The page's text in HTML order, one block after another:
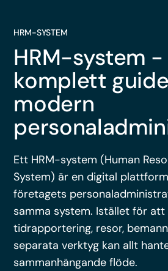
HRM-SYSTEM
HRM-system -
komplett
modern
Ett HRM-system (Human
System) är en digital
företagets
samma system. Istället för att
tidrapportering, resor,
separata verktyg kan allt
sammanhängande flöde.